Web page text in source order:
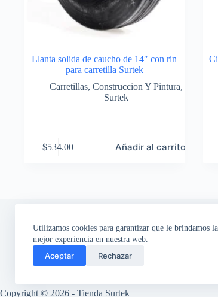
Utilizamos cookies para garantizar que le brindamos la
mejor experiencia en nuestra web.
Aceptar Rechazar
Llanta solida de caucho de 14″ con rin
para carretilla Surtek
Carretillas,Construccion Y Pintura,
Surtek
$534.00 Añadir al carrito
Copyright © 2026 - Tienda Surtek